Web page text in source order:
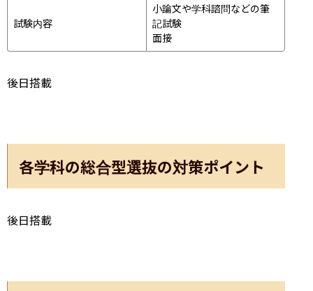
試験内容
小論文や学科諮問などの筆
記試験
面接
後日搭載
各学科の総合型選抜の対策ポイント
後日搭載